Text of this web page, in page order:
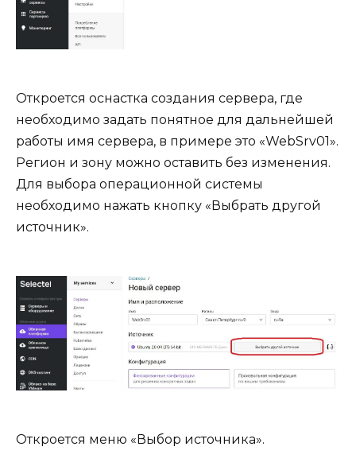
Откроется оснастка создания сервера, где
необходимо задать понятное для дальнейшей
работы имя сервера, в примере это «WebSrv01».
Регион и зону можно оставить без изменения.
Для выбора операционной системы
необходимо нажать кнопку «Выбрать другой
источник».
Откроется меню «Выбор источника».